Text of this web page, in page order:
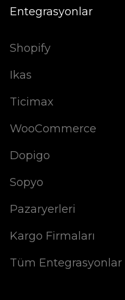
Entegrasyonlar
Shopify
Ikas
Ticimax
WooCommerce
Dopigo
Sopyo
Pazaryerleri
Kargo Firmaları
Tüm Entegrasyonlar